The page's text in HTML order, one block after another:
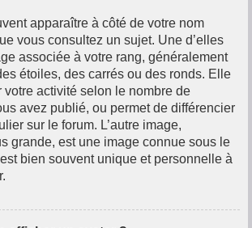
apparaître à côté de votre nom
vous consultez un sujet. Une d’elles
associée à votre rang, généralement
étoiles, des carrés ou des ronds. Elle
votre activité selon le nombre de
avez publié, ou permet de différencier
sur le forum. L’autre image,
grande, est une image connue sous le
bien souvent unique et personnelle à